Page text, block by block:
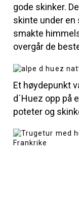
gode skinker.
skinte under en
smakte
overgår de
Et høydepunkt
d´Huez opp på
poteter og